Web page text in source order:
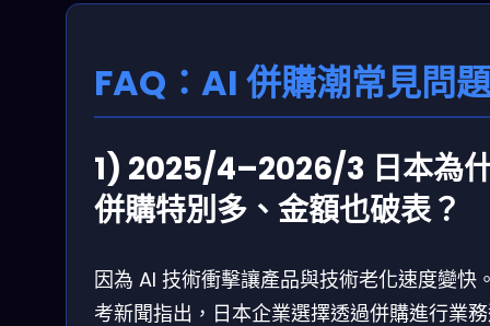
FAQ：AI 併購潮常見問題
1) 2025/4–2026/3 日本為
併購特別多、金額也破表？
因為 AI 技術衝擊讓產品與技術老化速度變快
考新聞指出，日本企業選擇透過併購進行業